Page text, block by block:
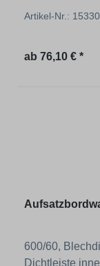
Artikel-Nr.:
Regulärer
ab 76,10 € *
600/60,
Dichtleiste